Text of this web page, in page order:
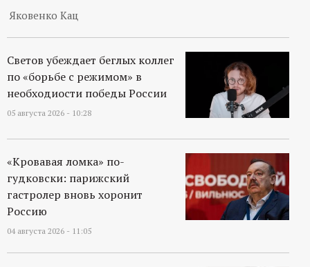
Яковенко Кац
Светов убеждает беглых коллег
по «борьбе с режимом» в
необходиости победы России
05 августа 2026 - 10:28
«Кровавая ломка» по-
гудковски: парижский
гастролер вновь хоронит
Россию
04 августа 2026 - 11:05